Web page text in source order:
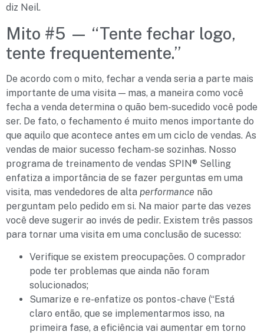
diz Neil.
Mito #5 — “Tente fechar logo,
tente frequentemente.”
De acordo com o mito, fechar a venda seria a parte mais
importante de uma visita — mas, a maneira como você
fecha a venda determina o quão bem-sucedido você pode
ser. De fato, o fechamento é muito menos importante do
que aquilo que acontece antes em um ciclo de vendas. As
vendas de maior sucesso fecham-se sozinhas. Nosso
programa de treinamento de vendas SPIN® Selling
enfatiza a importância de se fazer perguntas em uma
visita, mas vendedores de alta performance não
perguntam pelo pedido em si. Na maior parte das vezes
você deve sugerir ao invés de pedir. Existem três passos
para tornar uma visita em uma conclusão de sucesso:
Verifique se existem preocupações. O comprador
pode ter problemas que ainda não foram
solucionados;
Sumarize e re-enfatize os pontos-chave (“Está
claro então, que se implementarmos isso, na
primeira fase, a eficiência vai aumentar em torno